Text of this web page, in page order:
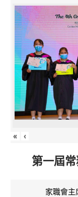
« ‹
第一屆
家職會主